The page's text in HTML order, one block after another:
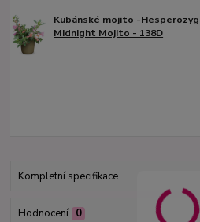
Kubánské mojito -
Midnight Mojito - 138D
Kompletní specifikace
Hodnocení 0